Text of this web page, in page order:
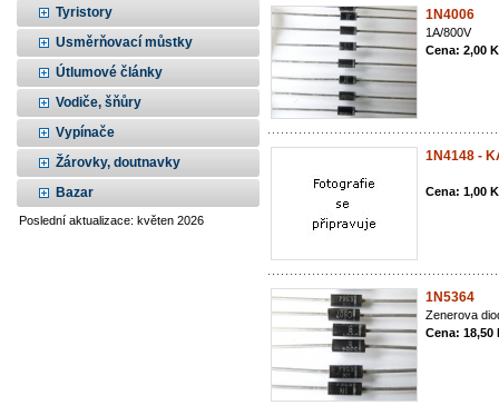
Tyristory
Usměrňovací můstky
Útlumové články
Vodiče, šňůry
Vypínače
Žárovky, doutnavky
Bazar
Poslední aktualizace: květen 2026
1N4006
1A/800V
Cena: 2,00
1N4148 -
Cena: 1,00
1N5364
Zenerova
Cena: 18,50